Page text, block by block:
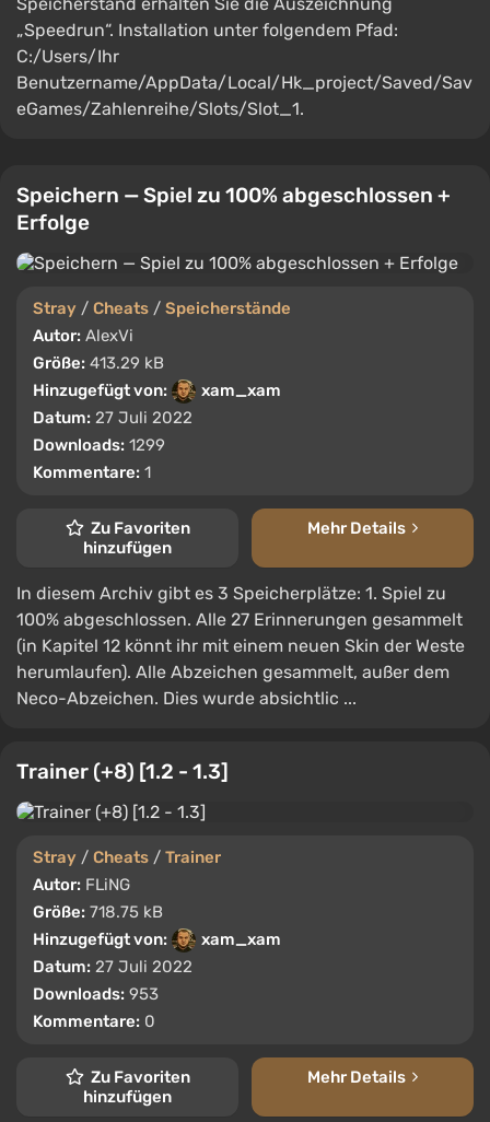
„Speedrun“. Installation unter folgendem Pfad:
C:/Users/Ihr
Benutzername/AppData/Local/Hk_project/Saved/Sav
eGames/Zahlenreihe/Slots/Slot_1.
Speichern — Spiel zu 100% abgeschlossen +
Erfolge
Stray / Cheats / Speicherstände
Autor: AlexVi
Größe: 413.29 kB
Hinzugefügt von:
xam_xam
Datum: 27 Juli 2022
Downloads: 1299
Kommentare: 1
Zu Favoriten
hinzufügen
Mehr Details
In diesem Archiv gibt es 3 Speicherplätze: 1. Spiel zu
100% abgeschlossen. Alle 27 Erinnerungen gesammelt
(in Kapitel 12 könnt ihr mit einem neuen Skin der Weste
herumlaufen). Alle Abzeichen gesammelt, außer dem
Neco-Abzeichen. Dies wurde absichtlic ...
Trainer (+8) [1.2 - 1.3]
Stray / Cheats / Trainer
Autor: FLiNG
Größe: 718.75 kB
Hinzugefügt von:
xam_xam
Datum: 27 Juli 2022
Downloads: 953
Kommentare: 0
Zu Favoriten
hinzufügen
Mehr Details